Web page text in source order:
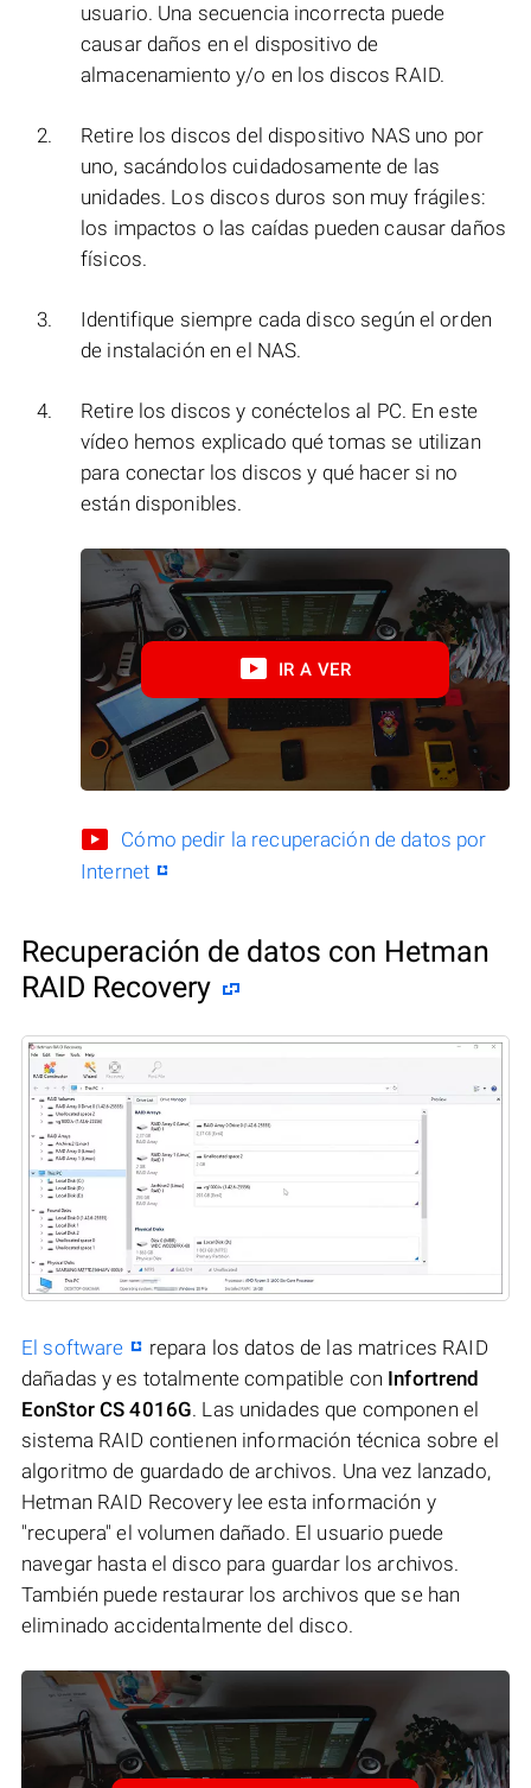
usuario. Una secuencia incorrecta puede
causar daños en el dispositivo de
almacenamiento y/o en los discos RAID.
Retire los discos del dispositivo NAS uno por
uno, sacándolos cuidadosamente de las
unidades. Los discos duros son muy frágiles:
los impactos o las caídas pueden causar daños
físicos.
Identifique siempre cada disco según el orden
de instalación en el NAS.
Retire los discos y conéctelos al PC. En este
vídeo hemos explicado qué tomas se utilizan
para conectar los discos y qué hacer si no
están disponibles.
IR A VER
Cómo pedir la recuperación de datos por
Internet
Recuperación de datos con Hetman
RAID Recovery
El software
repara los datos de las matrices RAID
dañadas y es totalmente compatible con Infortrend
EonStor CS 4016G. Las unidades que componen el
sistema RAID contienen información técnica sobre el
algoritmo de guardado de archivos. Una vez lanzado,
Hetman RAID Recovery lee esta información y
"recupera" el volumen dañado. El usuario puede
navegar hasta el disco para guardar los archivos.
También puede restaurar los archivos que se han
eliminado accidentalmente del disco.